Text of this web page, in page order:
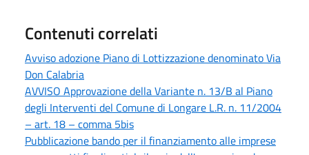
Contenuti correlati
Avviso adozione Piano di Lottizzazione denominato Via
Don Calabria
AVVISO Approvazione della Variante n. 13/B al Piano
degli Interventi del Comune di Longare L.R. n. 11/2004
– art. 18 – comma 5bis
Pubblicazione bando per il finanziamento alle imprese